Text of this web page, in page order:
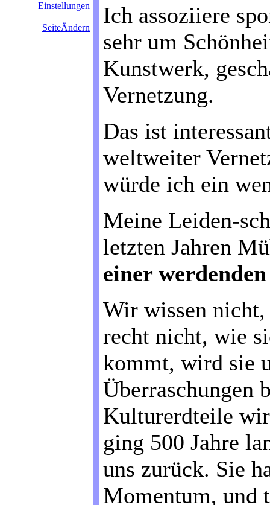
Einstellungen
SeiteÄndern
Ich assoziiere
sehr um
Kunstwerk,
Vernetzung.
Das ist
weltweiter
würde ich ein
Meine Leiden-
letzten Jahren
einer
Wir wissen
recht nicht, wie
kommt, wird sie
Überraschungen
Kulturerdteile
ging 500 Jahre
uns zurück. Sie
Momentum, und